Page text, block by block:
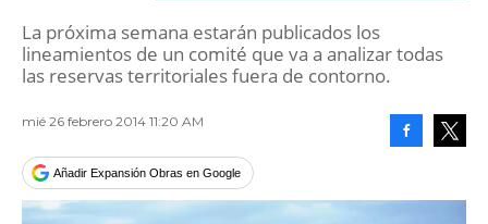
La próxima semana estarán publicados los
lineamientos de un comité que va a analizar todas
las reservas territoriales fuera de contorno.
mié 26 febrero 2014 11:20 AM
Añadir Expansión Obras en Google